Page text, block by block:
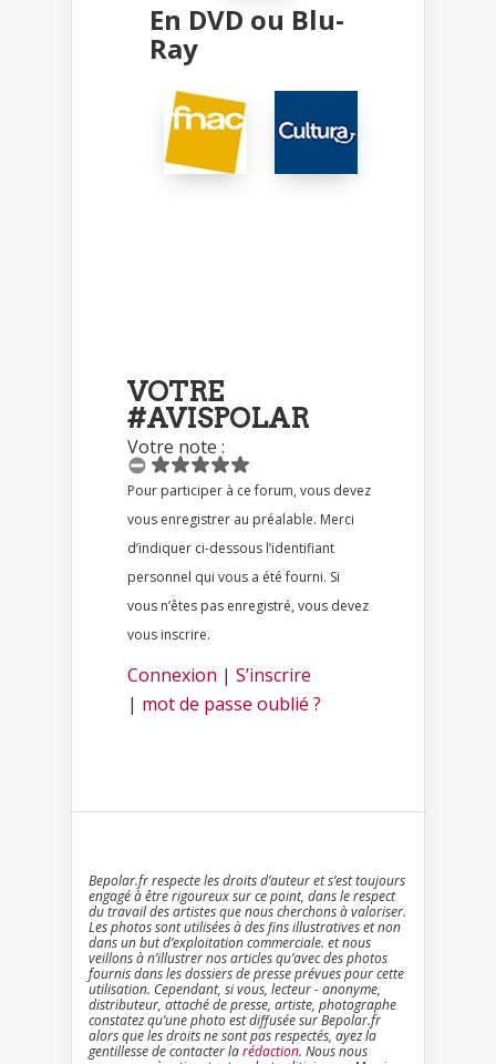
En DVD ou Blu-
Ray
VOTRE
#AVISPOLAR
Votre note :
Pour participer à ce forum, vous devez
vous enregistrer au préalable. Merci
d’indiquer ci-dessous l’identifiant
personnel qui vous a été fourni. Si
vous n’êtes pas enregistré, vous devez
vous inscrire.
Connexion | S’inscrire
| mot de passe oublié ?
Bepolar.fr respecte les droits d’auteur et s’est toujours
engagé à être rigoureux sur ce point, dans le respect
du travail des artistes que nous cherchons à valoriser.
Les photos sont utilisées à des fins illustratives et non
dans un but d’exploitation commerciale. et nous
veillons à n’illustrer nos articles qu’avec des photos
fournis dans les dossiers de presse prévues pour cette
utilisation. Cependant, si vous, lecteur - anonyme,
distributeur, attaché de presse, artiste, photographe
constatez qu’une photo est diffusée sur Bepolar.fr
alors que les droits ne sont pas respectés, ayez la
gentillesse de contacter larédaction. Nous nous